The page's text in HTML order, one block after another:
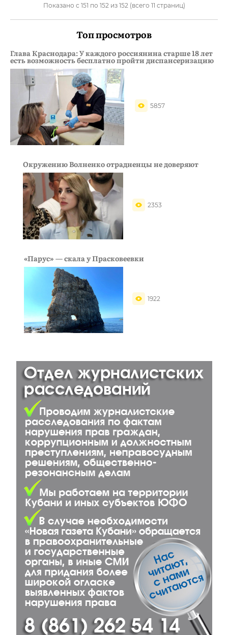
Показано с 151 по 152 из 152 (всего 11 страниц)
Топ просмотров
Глава Краснодара: У каждого россиянина старше 18 лет
есть возможность бесплатно пройти диспансеризацию
5857
Окружению Волненко отрадненцы не доверяют
2353
«Парус» — скала у Прасковеевки
1922